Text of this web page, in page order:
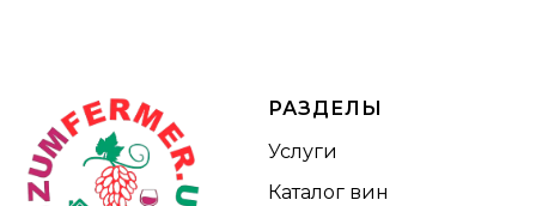
РАЗДЕЛЫ
Услуги
Каталог вин